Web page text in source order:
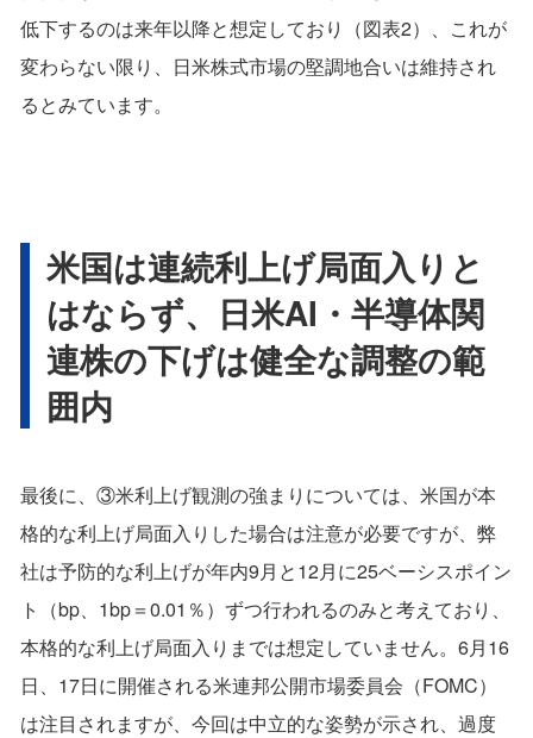
低下するのは来年以降と想定しており（図表2）、これが
変わらない限り、日米株式市場の堅調地合いは維持され
るとみています。
米国は連続利上げ局面入りと
はならず、日米AI・半導体関
連株の下げは健全な調整の範
囲内
最後に、③米利上げ観測の強まりについては、米国が本
格的な利上げ局面入りした場合は注意が必要ですが、弊
社は予防的な利上げが年内9月と12月に25ベーシスポイン
ト（bp、1bp＝0.01％）ずつ行われるのみと考えており、
本格的な利上げ局面入りまでは想定していません。6月16
日、17日に開催される米連邦公開市場委員会（FOMC）
は注目されますが、今回は中立的な姿勢が示され、過度